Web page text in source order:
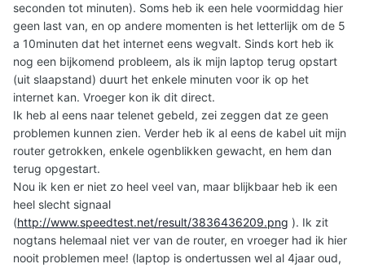
seconden tot minuten). Soms heb ik een hele voormiddag hier
geen last van, en op andere momenten is het letterlijk om de 5
a 10minuten dat het internet eens wegvalt. Sinds kort heb ik
nog een bijkomend probleem, als ik mijn laptop terug opstart
(uit slaapstand) duurt het enkele minuten voor ik op het
internet kan. Vroeger kon ik dit direct.
Ik heb al eens naar telenet gebeld, zei zeggen dat ze geen
problemen kunnen zien. Verder heb ik al eens de kabel uit mijn
router getrokken, enkele ogenblikken gewacht, en hem dan
terug opgestart.
Nou ik ken er niet zo heel veel van, maar blijkbaar heb ik een
heel slecht signaal
(http://www.speedtest.net/result/3836436209.png ). Ik zit
nogtans helemaal niet ver van de router, en vroeger had ik hier
nooit problemen mee! (laptop is ondertussen wel al 4jaar oud,